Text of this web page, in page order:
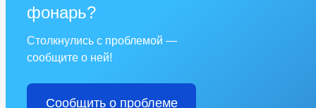
фонарь?
Столкнулись с проблемой —
сообщите о ней!
Сообщить о проблеме